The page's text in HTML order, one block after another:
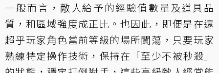
一般而言，敵人給予的經驗值數量及道具品
質，和區域強度成正比。也因此，即便是在遠
超乎玩家角色當前等級的場所闖蕩，只要玩家
熟練特定操作技術，保持在「至少不被秒殺」